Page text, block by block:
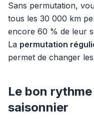
Sans permutation,
tous les 30 000 km
encore 60 % de leur
La permutation
permet de changer
Le bon
saisonnier